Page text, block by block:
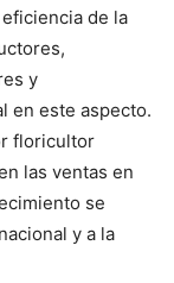
de la
y
en este aspecto.
floricultor
las ventas en
se
y a la